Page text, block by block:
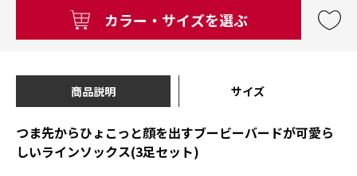
カラー・サイズを選ぶ
商品説明 サイズ
つま先からひょこっと顔を出すブービーバードが可愛ら
しいラインソックス(3足セット)